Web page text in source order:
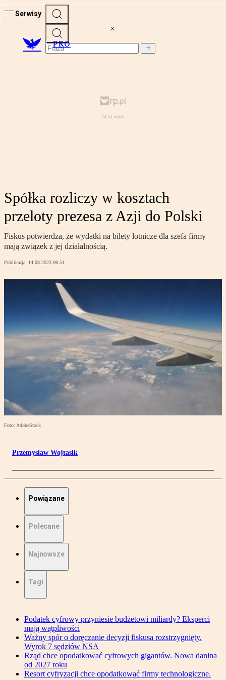
Serwisy
PRO
Spółka rozliczy w kosztach
przeloty prezesa z Azji do Polski
Fiskus potwierdza, że wydatki na bilety lotnicze dla szefa firmy
mają związek z jej działalnością.
Publikacja: 14.08.2023 06:51
Foto: AdobeStock
Przemysław Wojtasik
Powiązane
Polecane
Najnowsze
Tagi
Podatek cyfrowy przyniesie budżetowi miliardy? Eksperci
mają wątpliwości
Ważny spór o doręczanie decyzji fiskusa rozstrzygnięty.
Wyrok 7 sędziów NSA
Rząd chce opodatkować cyfrowych gigantów. Nowa danina
od 2027 roku
Resort cyfryzacji chce opodatkować firmy technologiczne.